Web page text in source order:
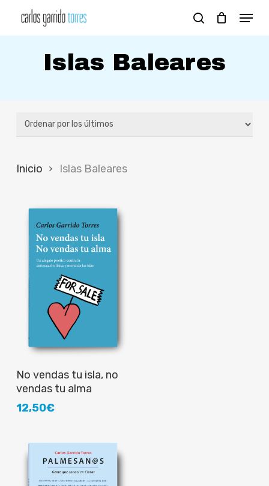
search
Menu
Islas Baleares
Inicio Islas Baleares
Añadir al carrito
No vendas tu isla, no
vendas tu alma
12,50€
Close